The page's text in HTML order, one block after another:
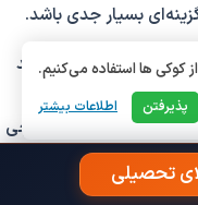
قبلی شما با رشته مقصد
برنامه مشخصی ندارید،
بررسی کنید. دانشگاه جی
آن نیاز به نظم،
تحصیلی
ها استفاده می‌کنیم.
پذیرفتن اطلاعات بیشتر